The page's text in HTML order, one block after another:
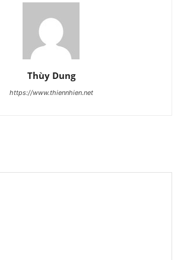
Thùy Dung
https://www.thiennhien.net